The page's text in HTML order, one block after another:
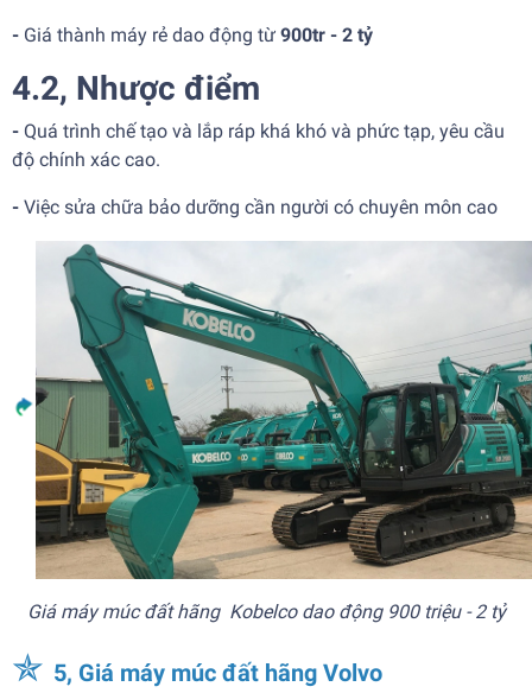
- Giá thành máy rẻ dao động từ 900tr - 2 tỷ
4.2, Nhược điểm
- Quá trình chế tạo và lắp ráp khá khó và phức tạp, yêu cầu
độ chính xác cao.
- Việc sửa chữa bảo dưỡng cần người có chuyên môn cao
Giá máy múc đất hãng Kobelco dao động 900 triệu - 2 tỷ
✯ 5, Giá máy múc đất hãng Volvo